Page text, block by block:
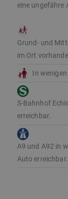
eine ungefähre
Grund- und
im Ort
In
S-Bahnhof
erreichbar.
A9 und A92 in
Auto erreichbar.